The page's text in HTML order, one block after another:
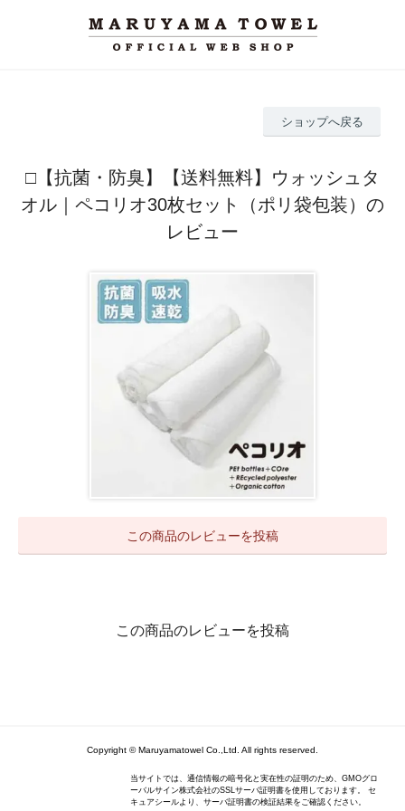
ショップへ戻る
□【抗菌・防臭】【送料無料】ウォッシュタ
オル｜ペコリオ30枚セット（ポリ袋包装）の
レビュー
この商品のレビューを投稿
この商品のレビューを投稿
Copyright © Maruyamatowel Co.,Ltd. All rights reserved.
当サイトでは、通信情報の暗号化と実在性の証明のため、GMOグロ
ーバルサイン株式会社のSSLサーバ証明書を使用しております。 セ
キュアシールより、サーバ証明書の検証結果をご確認ください。